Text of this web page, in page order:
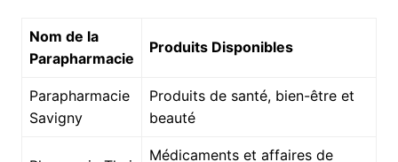
Nom de la
Parapharmacie
Produits Disponibles
Parapharmacie
Savigny
Produits de santé, bien-être et
beauté
Médicaments et affaires de